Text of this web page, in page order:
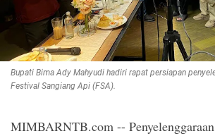
Bupati Bima Ady Mahyudi hadiri rapat persiapan
Festival Sangiang Api (FSA).
MIMBARNTB.com --